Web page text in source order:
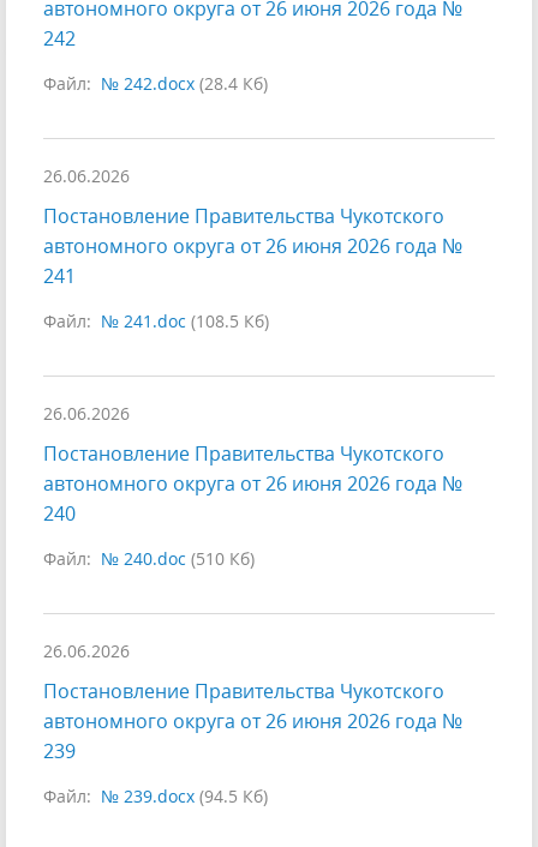
автономного округа от 26 июня 2026 года №
242
Файл: № 242.docx (28.4 Кб)
26.06.2026
Постановление Правительства Чукотского
автономного округа от 26 июня 2026 года №
241
Файл: № 241.doc (108.5 Кб)
26.06.2026
Постановление Правительства Чукотского
автономного округа от 26 июня 2026 года №
240
Файл: № 240.doc (510 Кб)
26.06.2026
Постановление Правительства Чукотского
автономного округа от 26 июня 2026 года №
239
Файл: № 239.docx (94.5 Кб)